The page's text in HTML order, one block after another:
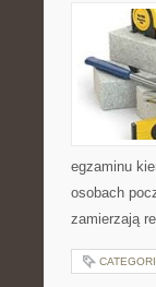
egzaminu
osobach
zamierzają